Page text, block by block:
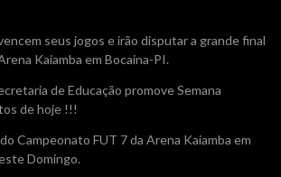
seus jogos e irão disputar a grande final
Kaiamba em Bocaina-PI.
de Educação promove Semana
de hoje !!!
Campeonato FUT 7 da Arena Kaiamba em
Domingo.